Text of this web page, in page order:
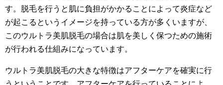
す。脱毛を行うと肌に負担がかかることによって炎症など
が起こるというイメージを持っている方が多くいますが、
このウルトラ美肌脱毛の場合は肌を美しく保つための施術
が行われる仕組みになっています。
ウルトラ美肌脱毛の大きな特徴はアフターケアを確実に行